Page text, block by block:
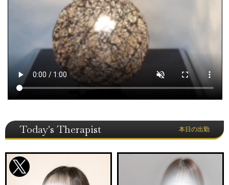
Today's Therapist 本日の出勤